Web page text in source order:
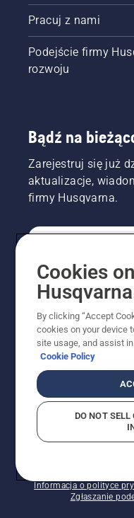
Pracuj z nami
Podejście firmy
rozwoju
Bądź na
Zarejestruj się już
aktualizacje,
firmy Husqvarna.
Informacja o polityce
Zgłaszanie
Cookies on
By clicking “Accept
cookies on your device
site usage, and assist
Cookie Policy
DO NOT SELL